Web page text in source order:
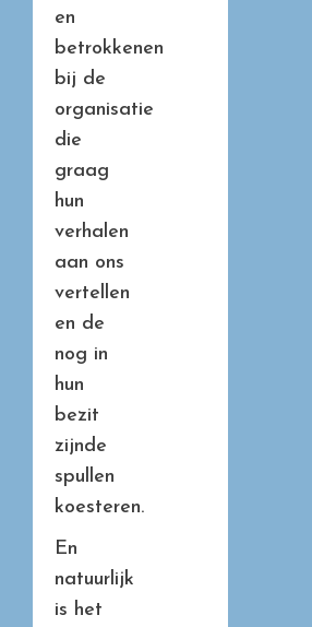
en
betrokkenen
bij de
organisatie
die
graag
hun
verhalen
aan ons
vertellen
en de
nog in
hun
bezit
zijnde
spullen
koesteren.
En
natuurlijk
is het